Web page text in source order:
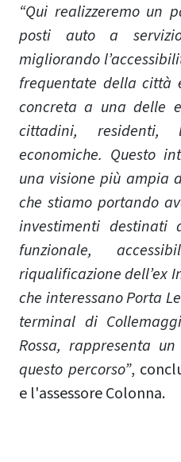
“Qui realizzeremo un
posti auto a
migliorando
frequentate della città
concreta a una delle
cittadini,
economiche. Questo
una visione più ampia
che stiamo portando
investimenti
funzionale,
riqualificazione dell’ex
che interessano Porta
terminal di
Rossa, rappresenta
questo percorso”,
e l'assessore Colonna.